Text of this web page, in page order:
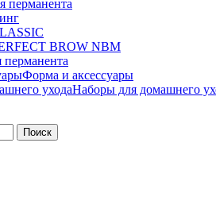
перманента
BROW NBM
перманента
Форма и аксессуары
Наборы для домашнего
Поиск